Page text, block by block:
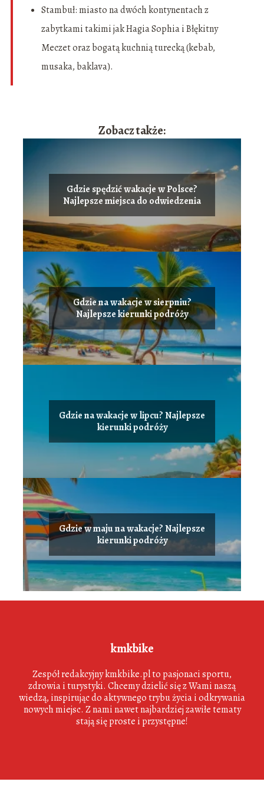
Stambuł: miasto na dwóch kontynentach z
zabytkami takimi jak Hagia Sophia i Błękitny
Meczet oraz bogatą kuchnią turecką (kebab,
musaka, baklava).
Zobacz także:
Gdzie spędzić wakacje w Polsce?
Najlepsze miejsca do odwiedzenia
Gdzie na wakacje w sierpniu?
Najlepsze kierunki podróży
Gdzie na wakacje w lipcu? Najlepsze
kierunki podróży
Gdzie w maju na wakacje? Najlepsze
kierunki podróży
kmkbike
Zespół redakcyjny kmkbike.pl to pasjonaci sportu,
zdrowia i turystyki. Chcemy dzielić się z Wami naszą
wiedzą, inspirując do aktywnego trybu życia i odkrywania
nowych miejsc. Z nami nawet najbardziej zawiłe tematy
stają się proste i przystępne!